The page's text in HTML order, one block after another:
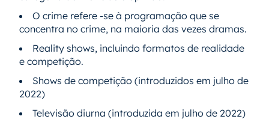
O crime refere -se à programação que se
concentra no crime, na maioria das vezes dramas.
Reality shows, incluindo formatos de realidade
e competição.
Shows de competição (introduzidos em julho de
2022)
Televisão diurna (introduzida em julho de 2022)